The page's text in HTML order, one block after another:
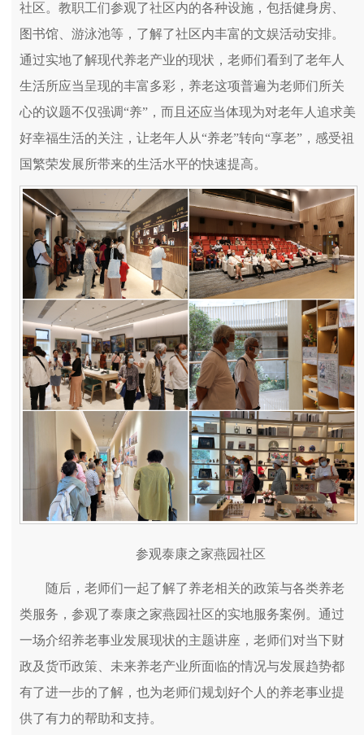
社区。教职工们参观了社区内的各种设施，包括健身房、
图书馆、游泳池等，了解了社区内丰富的文娱活动安排。
通过实地了解现代养老产业的现状，老师们看到了老年人
生活所应当呈现的丰富多彩，养老这项普遍为老师们所关
心的议题不仅强调“养”，而且还应当体现为对老年人追求美
好幸福生活的关注，让老年人从“养老”转向“享老”，感受祖
国繁荣发展所带来的生活水平的快速提高。
参观泰康之家燕园社区
随后，老师们一起了解了养老相关的政策与各类养老
类服务，参观了泰康之家燕园社区的实地服务案例。通过
一场介绍养老事业发展现状的主题讲座，老师们对当下财
政及货币政策、未来养老产业所面临的情况与发展趋势都
有了进一步的了解，也为老师们规划好个人的养老事业提
供了有力的帮助和支持。